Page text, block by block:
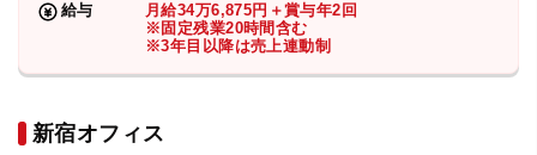
給与
月給34万6,875円＋賞与年2回
※固定残業20時間含む
※3年目以降は売上連動制
新宿オフィス